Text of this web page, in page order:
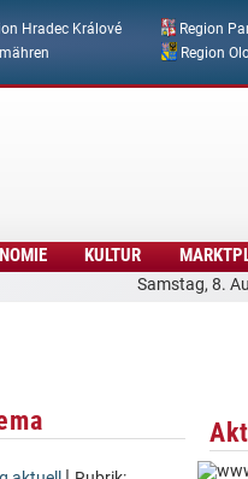
Hradec Králové Region
Region
Samstag, 8.
KULTUR